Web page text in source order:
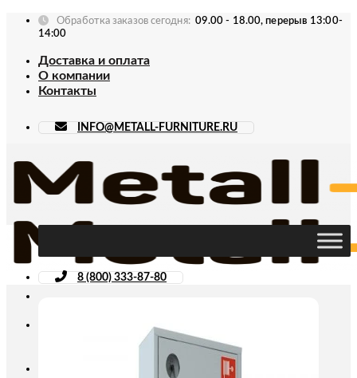
Skip
Обработка заказов сегодня: 09.00 - 18.00, перерыв 13:00-
14:00
Доставка и оплата
О компании
Контакты
INFO@METALL-FURNITURE.RU
8 (800) 333-87-80